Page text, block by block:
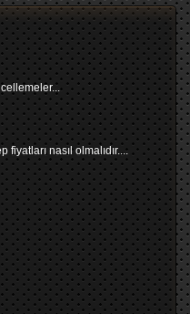
nasıl olmalıdır....